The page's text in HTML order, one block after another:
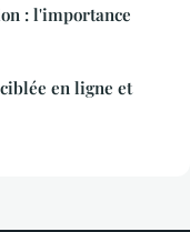
: l'importance
en ligne et